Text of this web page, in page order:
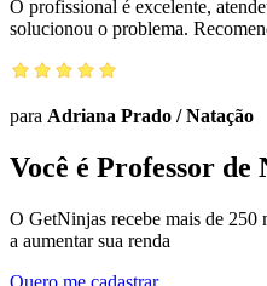
O profissional é excelente,
solucionou o problema.
para Adriana Prado /Natação
Você é Professor de
O GetNinjas recebe mais de 250
a aumentar sua renda
Quero me cadastrar